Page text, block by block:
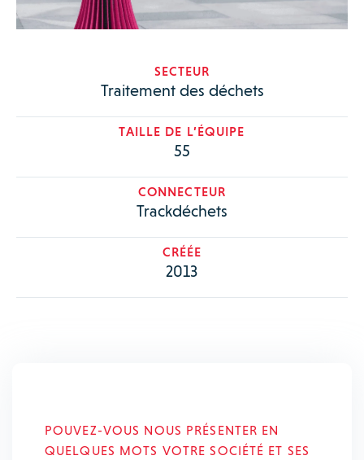
SECTEUR
Traitement des déchets
TAILLE DE L’ÉQUIPE
55
CONNECTEUR
Trackdéchets
CRÉÉE
2013
POUVEZ-VOUS NOUS PRÉSENTER EN
QUELQUES MOTS VOTRE SOCIÉTÉ ET SES